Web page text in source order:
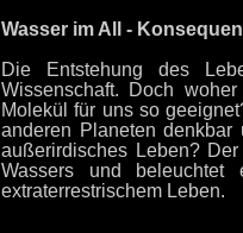
Wasser im All -
Die Entstehung des
Wissenschaft. Doch
Molekül für uns so
anderen Planeten
außerirdisches Leben?
Wassers und
extraterrestrischem Leben.